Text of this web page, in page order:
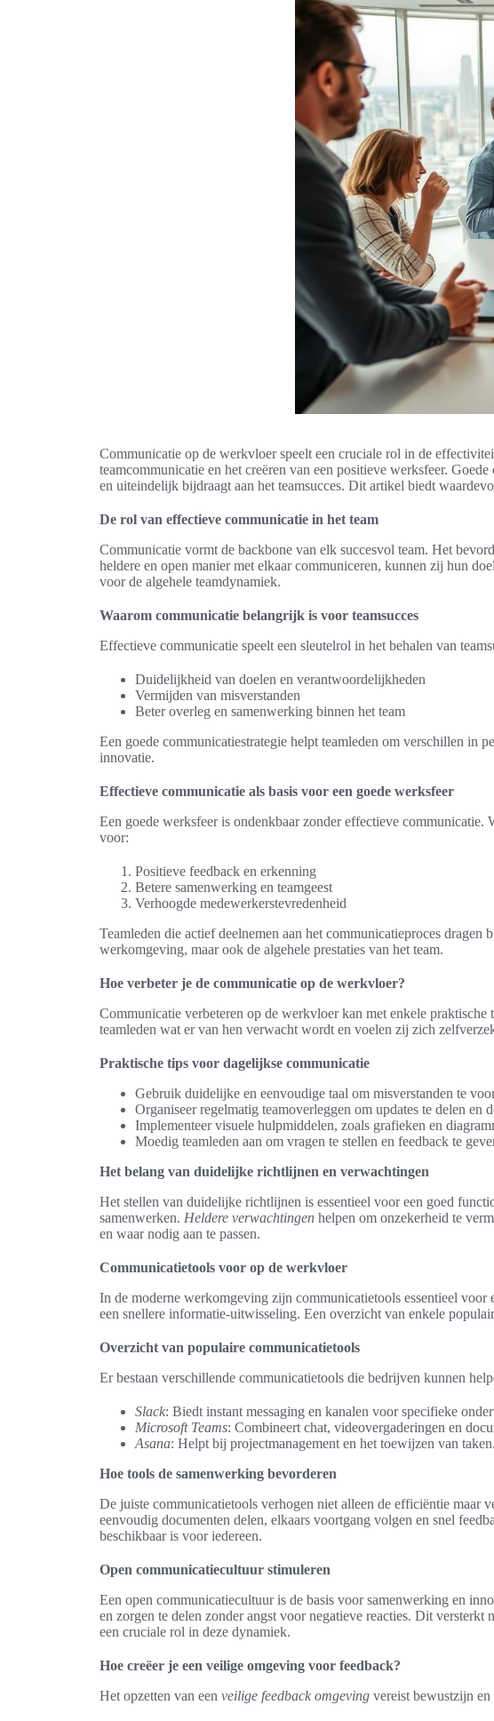
Communicatie op de werkvloer speelt een cruciale rol in de
teamcommunicatie en het creëren van een positieve werksfeer.
en uiteindelijk bijdraagt aan het teamsucces. Dit artikel biedt
De rol van effectieve communicatie in het team
Communicatie vormt de backbone van elk succesvol team. Het
heldere en open manier met elkaar communiceren, kunnen zij hun
voor de algehele teamdynamiek.
Waarom communicatie belangrijk is voor teamsucces
Effectieve communicatie speelt een sleutelrol in het behalen van
Duidelijkheid van doelen en verantwoordelijkheden
Vermijden van misverstanden
Beter overleg en samenwerking binnen het team
Een goede communicatiestrategie helpt teamleden om verschillen in
innovatie.
Effectieve communicatie als basis voor een goede werksfeer
Een goede werksfeer is ondenkbaar zonder effectieve
voor:
Positieve feedback en erkenning
Betere samenwerking en teamgeest
Verhoogde medewerkerstevredenheid
Teamleden die actief deelnemen aan het communicatieproces
werkomgeving, maar ook de algehele prestaties van het team.
Hoe verbeter je de communicatie op de werkvloer?
Communicatie verbeteren op de werkvloer kan met enkele
teamleden wat er van hen verwacht wordt en voelen zij zich
Praktische tips voor dagelijkse communicatie
Gebruik duidelijke en eenvoudige taal om misverstanden te
Organiseer regelmatig teamoverleggen om updates te delen en
Implementeer visuele hulpmiddelen, zoals grafieken en
Moedig teamleden aan om vragen te stellen en feedback te
Het belang van duidelijke richtlijnen en verwachtingen
Het stellen van duidelijke richtlijnen is essentieel voor een goed
samenwerken. Heldere verwachtingen helpen om onzekerheid te
en waar nodig aan te passen.
Communicatietools voor op de werkvloer
In de moderne werkomgeving zijn communicatietools essentieel
een snellere informatie-uitwisseling. Een overzicht van enkele
Overzicht van populaire communicatietools
Er bestaan verschillende communicatietools die bedrijven kunnen
Slack: Biedt instant messaging en kanalen voor specifieke
Microsoft Teams: Combineert chat, videovergaderingen en
Asana: Helpt bij projectmanagement en het toewijzen van taken.
Hoe tools de samenwerking bevorderen
De juiste communicatietools verhogen niet alleen de efficiëntie maar
eenvoudig documenten delen, elkaars voortgang volgen en snel
beschikbaar is voor iedereen.
Open communicatiecultuur stimuleren
Een open communicatiecultuur is de basis voor samenwerking en
en zorgen te delen zonder angst voor negatieve reacties. Dit
een cruciale rol in deze dynamiek.
Hoe creëer je een veilige omgeving voor feedback?
Het opzetten van een veilige feedback omgeving vereist bewustzijn